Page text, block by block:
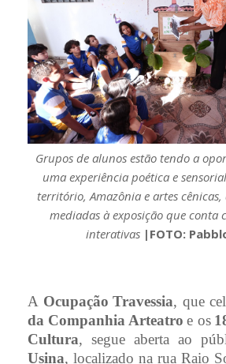
Grupos de alunos estão tendo a
uma experiência poética e
território, Amazônia e artes
mediadas à exposição que conta
interativas |FOTO:
A Ocupação Travessia, que
da Companhia Arteatro e os
Cultura, segue aberta ao
Usina, localizado na rua Raio